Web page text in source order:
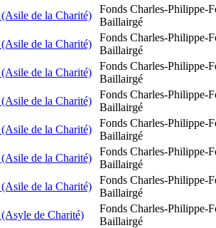
de la Charité)
Fonds Charles-Philippe-
Baillairgé
de la Charité)
Fonds Charles-Philippe-
Baillairgé
de la Charité)
Fonds Charles-Philippe-
Baillairgé
de la Charité)
Fonds Charles-Philippe-
Baillairgé
de la Charité)
Fonds Charles-Philippe-
Baillairgé
de la Charité)
Fonds Charles-Philippe-
Baillairgé
de la Charité)
Fonds Charles-Philippe-
Baillairgé
de Charité)
Fonds Charles-Philippe-
Baillairgé